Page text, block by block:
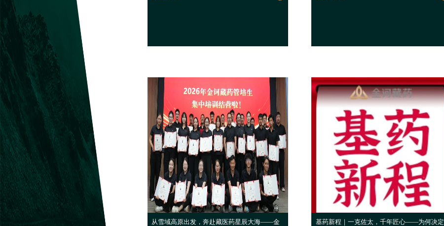
从雪域高原出发，奔赴藏医药星辰大海——金
基药新程｜一克佐太，千年匠心——为何决定